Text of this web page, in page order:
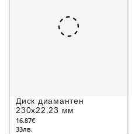
Диск диамантен
230х22.23 мм
16.87€
33лв.